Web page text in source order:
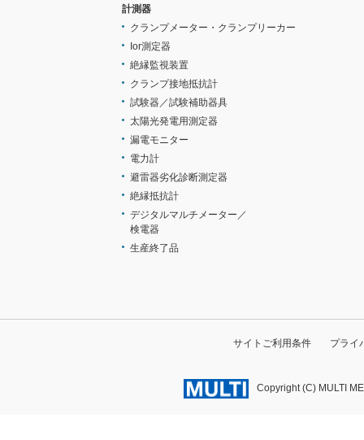
計測器
クランプメーター・クランプリーカー
Ior測定器
絶縁監視装置
クランプ接地抵抗計
試験器／試験補助器具
太陽光発電用測定器
漏電モニター
電力計
避雷器劣化診断測定器
絶縁抵抗計
デジタルマルチメーター／
検電器
生産終了品
サイトご利用条件 プライ
Copyright (C) MULTI